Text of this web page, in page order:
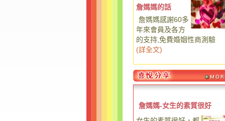
詹媽媽的話
詹媽媽感謝60多
年來會員及各方
的支持,免費婚姻性商測驗
(詳全文)
詹媽媽-女生的素質很好